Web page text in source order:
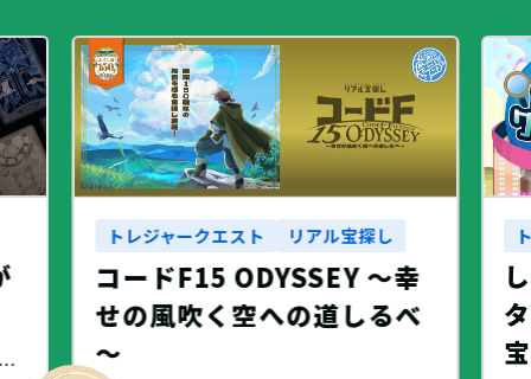
・NANICA -NAGOYA-
トレジャークエスト リアル宝探し
コードF15 ODYSSEY ～幸
せの風吹く空への道しるべ
～
宝